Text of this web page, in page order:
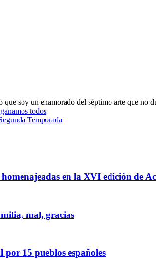
soy un enamorado del séptimo arte que no
todos
Temporada
homenajeadas en la XVI edición de
mal, gracias
15 pueblos españoles